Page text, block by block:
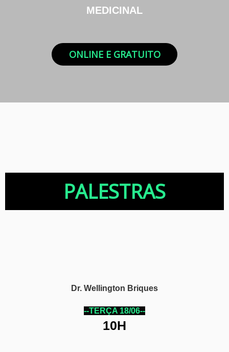
MEDICINAL
ONLINE E GRATUITO
PALESTRAS
Dr. Wellington Briques
--TERÇA 18/06--
10H